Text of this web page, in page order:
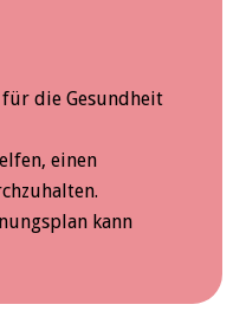
die Gesundheit
einen
kann